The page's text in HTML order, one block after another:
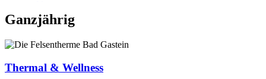
Ganzjährig
Thermal & Wellness